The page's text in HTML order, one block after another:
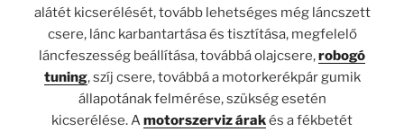
alátét kicserélését, tovább lehetséges még láncszett
csere, lánc karbantartása és tisztítása, megfelelő
láncfeszesség beállítása, továbbá olajcsere,robogó
tuning, szíj csere, továbbá a motorkerékpár gumik
állapotának felmérése, szükség esetén
kicserélése. Amotorszerviz árakés a fékbetét